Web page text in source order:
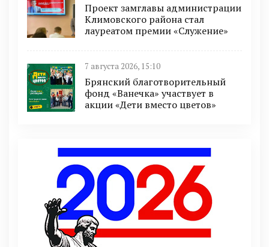
Проект замглавы администрации
Климовского района стал
лауреатом премии «Служение»
7 августа 2026, 15:10
Брянский благотворительный
фонд «Ванечка» участвует в
акции «Дети вместо цветов»